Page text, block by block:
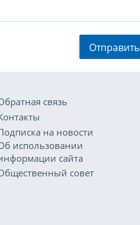
Отправить
связь
на новости
использовании
сайта
совет